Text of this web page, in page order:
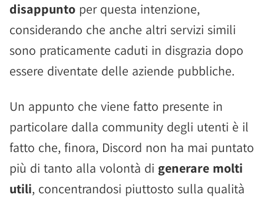
disappunto per questa intenzione,
considerando che anche altri servizi simili
sono praticamente caduti in disgrazia dopo
essere diventate delle aziende pubbliche.
Un appunto che viene fatto presente in
particolare dalla community degli utenti è il
fatto che, finora, Discord non ha mai puntato
più di tanto alla volontà di generare molti
utili, concentrandosi piuttosto sulla qualità